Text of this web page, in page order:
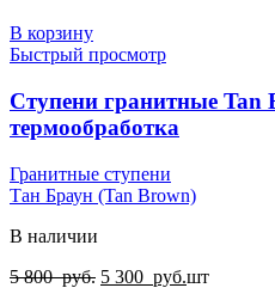
В корзину
Быстрый просмотр
Ступени гранитные Tan
термообработка
Гранитные ступени
Тан Браун (Tan Brown)
В наличии
5 800руб. Первоначальная
5 300 руб.Текущая
шт